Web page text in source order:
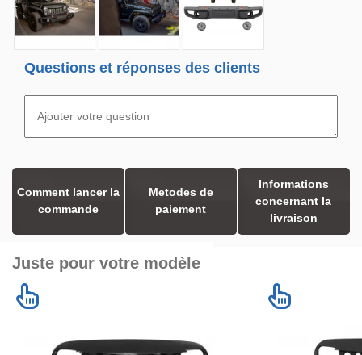
Questions et réponses des clients
Comment lancer la
commande
Metodes de
paiement
Informations
concernant la
livraison
Juste pour votre modèle